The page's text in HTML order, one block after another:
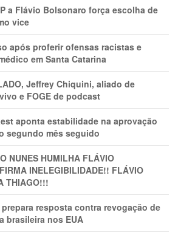
a Flávio Bolsonaro força escolha de
vice
após proferir ofensas racistas e
em Santa Catarina
Jeffrey Chiquini, aliado de
e FOGE de podcast
aponta estabilidade na aprovação
segundo mês seguido
NUNES HUMlLHA FLÁVIO
INELEGIBILIDADE!! FLÁVIO
THIAGO!!!
resposta contra revogação de
brasileira nos EUA